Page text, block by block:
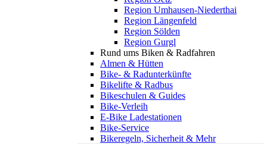
Region Umhausen-Niederthai
Region Längenfeld
Region Sölden
Region Gurgl
Rund ums Biken & Radfahren
Almen & Hütten
Bike- & Radunterkünfte
Bikelifte & Radbus
Bikeschulen & Guides
Bike-Verleih
E-Bike Ladestationen
Bike-Service
Bikeregeln, Sicherheit & Mehr